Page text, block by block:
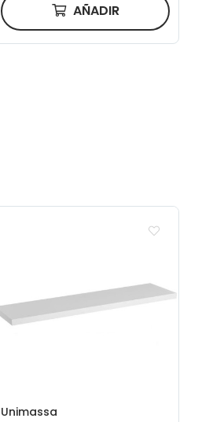
AÑADIR
Unimassa